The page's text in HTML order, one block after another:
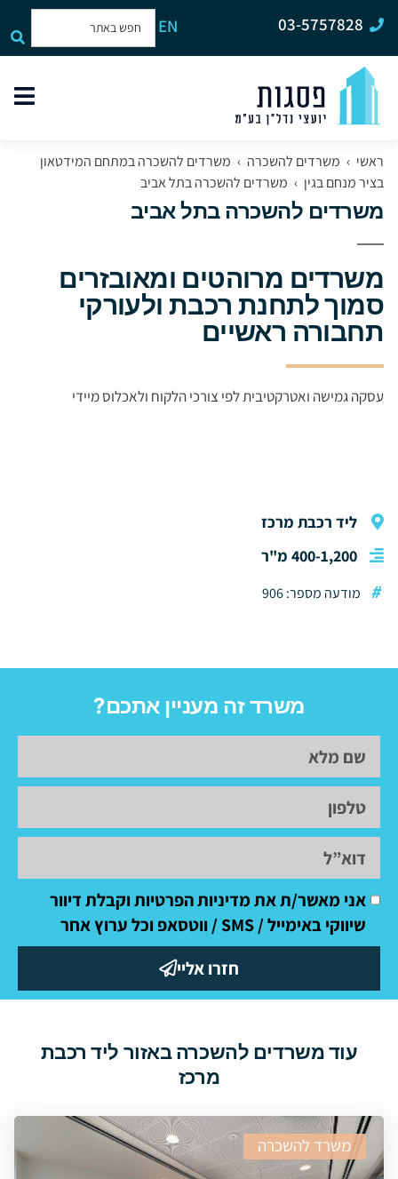
03-5757828
EN
ראשי › משרדים להשכרה › משרדים להשכרה במתחם המידטאון
בציר מנחם בגין › משרדים להשכרה בתל אביב
משרדים להשכרה בתל אביב
משרדים מרוהטים ומאובזרים
סמוך לתחנת רכבת ולעורקי
תחבורה ראשיים
עסקה גמישה ואטרקטיבית לפי צורכי הלקוח ולאכלוס מיידי
ליד רכבת מרכז
400-1,200 מ"ר
# מודעה מספר: 906
משרד זה מעניין אתכם?
אני מאשר/ת את מדיניות הפרטיות וקבלת דיוור
שיווקי באימייל / SMS / ווטסאפ וכל ערוץ אחר
חזרו אליי
עוד משרדים להשכרה באזור ליד רכבת
מרכז
משרד להשכרה